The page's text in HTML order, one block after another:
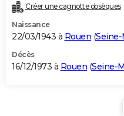
Créer une cagnotte obsèques
Naissance
22/03/1943 à Rouen (
Décès
16/12/1973 à Rouen (Seine-